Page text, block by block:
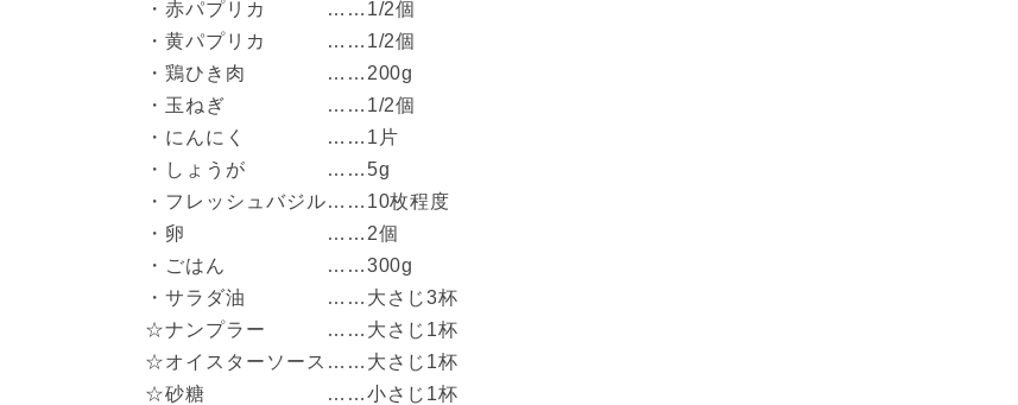
・赤パプリカ　　　……1/2個
・黄パプリカ　　　……1/2個
・鶏ひき肉　　　　……200g
・玉ねぎ　　　　　……1/2個
・にんにく　　　　……1片
・しょうが　　　　……5g
・フレッシュバジル……10枚程度
・卵　　　　　　　……2個
・ごはん　　　　　……300g
・サラダ油　　　　……大さじ3杯
☆ナンプラー　　　……大さじ1杯
☆オイスターソース……大さじ1杯
☆砂糖　　　　　　……小さじ1杯